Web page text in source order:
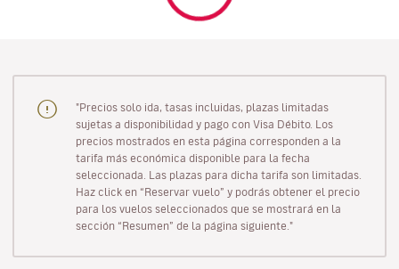
"Precios solo ida, tasas incluidas, plazas limitadas
sujetas a disponibilidad y pago con Visa Débito. Los
precios mostrados en esta página corresponden a la
tarifa más económica disponible para la fecha
seleccionada. Las plazas para dicha tarifa son limitadas.
Haz click en “Reservar vuelo” y podrás obtener el precio
para los vuelos seleccionados que se mostrará en la
sección “Resumen” de la página siguiente."